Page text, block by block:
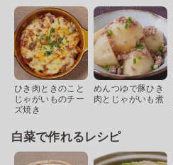
ひき肉ときのこと
じゃがいものチー
ズ焼き
めんつゆで豚ひき
肉とじゃがいも煮
白菜で作れるレシピ